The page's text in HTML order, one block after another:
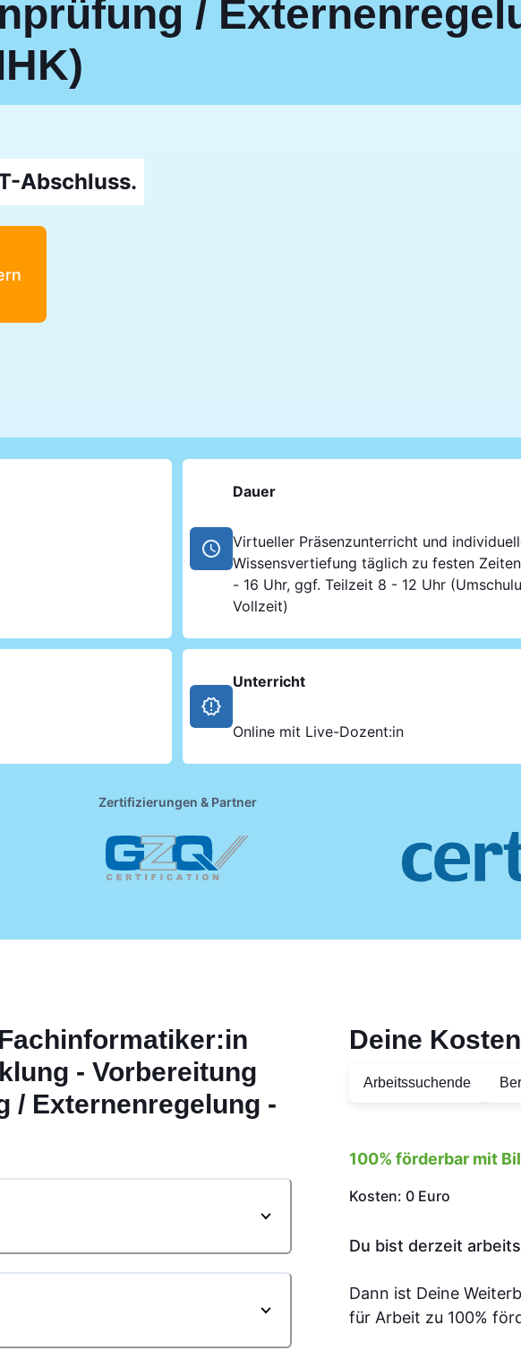
/
Abschluss.
Dauer
Virtueller Präsenzunterricht und
Wissensvertiefung täglich zu festen
- 16 Uhr, ggf. Teilzeit 8 - 12 Uhr
Vollzeit)
Unterricht
Online mit Live-Dozent:in
Zertifizierungen & Partner
Fachinformatiker:in
- Vorbereitung
/ Externenregelung -
Deine
Arbeitssuchende
100% förderbar mit
Kosten: 0 Euro
Du bist derzeit
Dann ist Deine
für Arbeit zu 100%